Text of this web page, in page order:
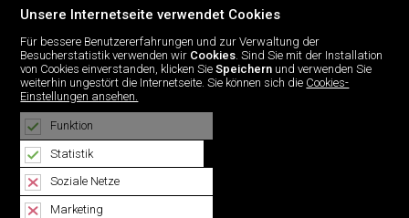
Über uns
Kontakt
Lösungen
Produkte
Karriere
Nachrichten
NÖ-Glasfasernetz
Dokumente
Unsere Internetseite verwendet Cookies
Für bessere Benutzererfahrungen und zur Verwaltung der
Besucherstatistik verwenden wir Cookies. Sind Sie mit der Installation
von Cookies einverstanden, klicken SieSpeichern und verwenden Sie
weiterhin ungestört die Internetseite. Sie können sich die Cookies-
Einstellungen ansehen.
Funktion
Statistik
Soziale Netze
Marketing